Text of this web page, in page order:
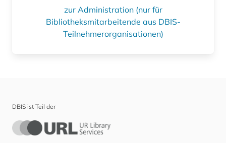
zur Administration (nur für
Bibliotheksmitarbeitende aus DBIS-
Teilnehmerorganisationen)
DBIS ist Teil der